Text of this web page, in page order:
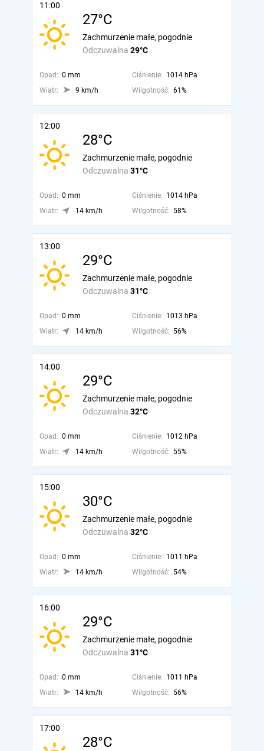
11:00
27°C
Odczuwalna 29°C
Zachmurzenie małe, pogodnie
Opad: 0 mm Ciśnienie: 1014 hPa
Wiatr:
9 km/h Wilgotność: 61%
12:00
28°C
Odczuwalna 31°C
Zachmurzenie małe, pogodnie
Opad: 0 mm Ciśnienie: 1014 hPa
Wiatr:
14 km/h Wilgotność: 58%
13:00
29°C
Odczuwalna 31°C
Zachmurzenie małe, pogodnie
Opad: 0 mm Ciśnienie: 1013 hPa
Wiatr:
14 km/h Wilgotność: 56%
14:00
29°C
Odczuwalna 32°C
Zachmurzenie małe, pogodnie
Opad: 0 mm Ciśnienie: 1012 hPa
Wiatr:
14 km/h Wilgotność: 55%
15:00
30°C
Odczuwalna 32°C
Zachmurzenie małe, pogodnie
Opad: 0 mm Ciśnienie: 1011 hPa
Wiatr:
14 km/h Wilgotność: 54%
16:00
29°C
Odczuwalna 31°C
Zachmurzenie małe, pogodnie
Opad: 0 mm Ciśnienie: 1011 hPa
Wiatr:
14 km/h Wilgotność: 56%
17:00
28°C